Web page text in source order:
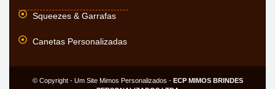
Squeezes & Garrafas
Canetas Personalizadas
© Copyright - Um Site Mimos Personalizados - ECP MIMOS BRINDES